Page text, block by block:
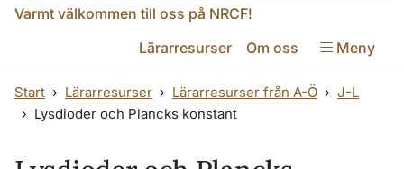
Varmt välkommen till oss på NRCF!
Lärarresurser
Om oss Meny
Start Lärarresurser Lärarresurser från A-Ö
J-L
Lysdioder och Plancks konstant